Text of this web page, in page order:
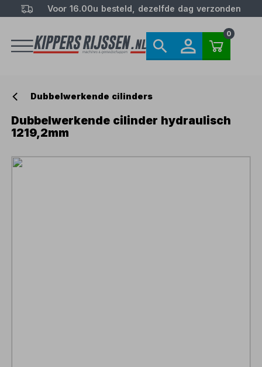
Voor 16.00u besteld, dezelfde dag verzonden
0
Dubbelwerkende cilinders
Dubbelwerkende cilinder hydraulisch
1219,2mm